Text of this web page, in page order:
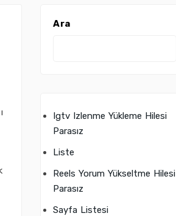
Ara
Igtv Izlenme Yükleme Hilesi
Parasız
Liste
Reels Yorum Yükseltme Hilesi
Parasız
Sayfa Listesi